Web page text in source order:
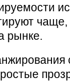
рынке.